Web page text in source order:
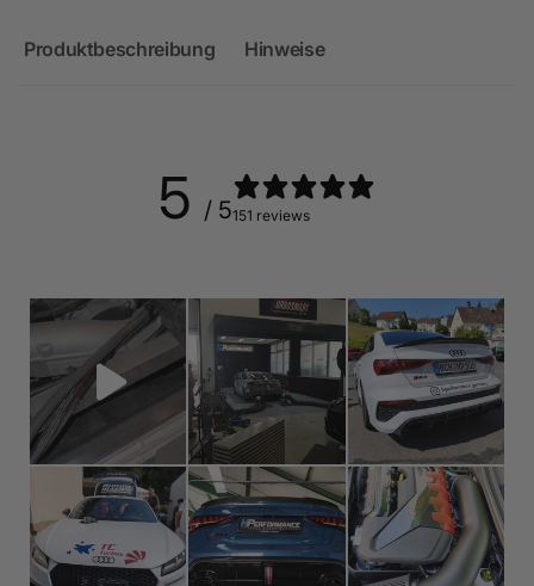
Produktbeschreibung Hinweise
5 / 5151 reviews